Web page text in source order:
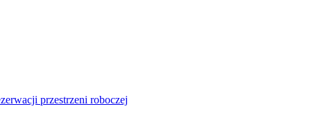
przestrzeni roboczej